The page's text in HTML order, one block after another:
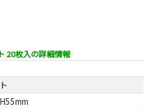
20枚入の詳細情報